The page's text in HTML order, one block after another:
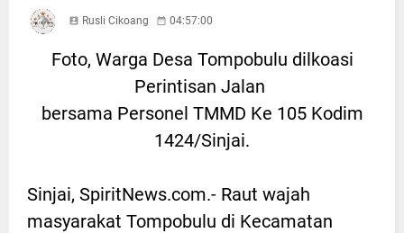
Rusli Cikoang 04:57:00
Foto, Warga Desa Tompobulu dilkoasi
Perintisan Jalan
bersama Personel TMMD Ke 105 Kodim
1424/Sinjai.
Sinjai, SpiritNews.com.- Raut wajah
masyarakat Tompobulu di Kecamatan